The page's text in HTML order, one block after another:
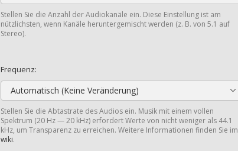
Stellen Sie die Anzahl der Audiokanäle ein. Diese Einstellung ist am
nützlichsten, wenn Kanäle heruntergemischt werden (z. B. von 5.1 auf
Stereo).
Frequenz:
Automatisch (Keine Veränderung)
Stellen Sie die Abtastrate des Audios ein. Musik mit einem vollen
Spektrum (20 Hz — 20 kHz) erfordert Werte von nicht weniger als 44.1
kHz, um Transparenz zu erreichen. Weitere Informationen finden Sie im
wiki.